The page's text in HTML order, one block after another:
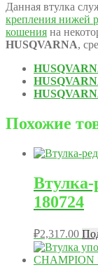
Данная втулка
крепления нижей
кошения на
HUSQVARNA,
Похожие
Втулка-
180724
₽2,317.00